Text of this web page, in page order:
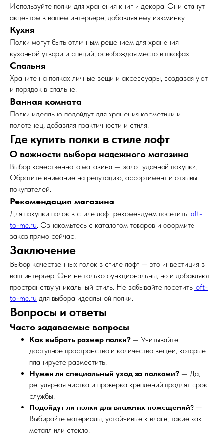
Используйте полки для хранения книг и декора. Они станут
акцентом в вашем интерьере, добавляя ему изюминку.
Кухня
Полки могут быть отличным решением для хранения
кухонной утвари и специй, освобождая место в шкафах.
Спальня
Храните на полках личные вещи и аксессуары, создавая уют
и порядок в спальне.
Ванная комната
Полки идеально подойдут для хранения косметики и
полотенец, добавляя практичности и стиля.
Где купить полки в стиле лофт
О важности выбора надежного магазина
Выбор качественного магазина — залог удачной покупки.
Обратите внимание на репутацию, ассортимент и отзывы
покупателей.
Рекомендация магазина
Для покупки полок в стиле лофт рекомендуем посетить loft-
to-me.ru . Ознакомьтесь с каталогом товаров и оформите
заказ прямо сейчас.
Заключение
Выбор качественных полок в стиле лофт — это инвестиция в
ваш интерьер. Они не только функциональны, но и добавляют
пространству уникальный стиль. Не забывайте посетить loft-
to-me.ru для выбора идеальной полки.
Вопросы и ответы
Часто задаваемые вопросы
Как выбрать размер полки? — Учитывайте
доступное пространство и количество вещей, которые
планируете разместить.
Нужен ли специальный уход за полками? — Да,
регулярная чистка и проверка креплений продлят срок
службы.
Подойдут ли полки для влажных помещений? —
Выбирайте материалы, устойчивые к влаге, такие как
металл или стекло.